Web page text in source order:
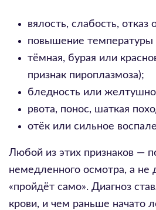
вялость, слабость, отказ
повышение температуры
тёмная, бурая или
признак пироплазмоза);
бледность или
рвота, понос, шаткая
отёк или сильное
Любой из этих признаков —
немедленного осмотра, а не
«пройдёт само». Диагноз
крови, и чем раньше начато